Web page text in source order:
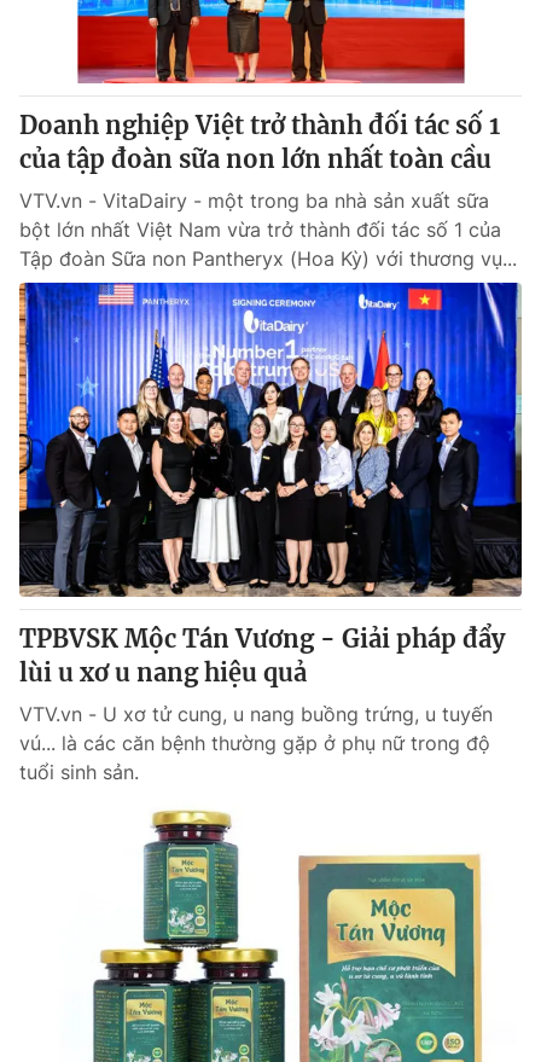
® Cấm sao chép dưới mọi hình thức nếu không có sự chấp
thuận bằng văn bản. Ghi rõ nguồn VTV.vn khi phát hành lại
thông tin từ website này.
Doanh nghiệp Việt trở thành đối tác số 1
của tập đoàn sữa non lớn nhất toàn cầu
VTV.vn - VitaDairy - một trong ba nhà sản xuất sữa
bột lớn nhất Việt Nam vừa trở thành đối tác số 1 của
Tập đoàn Sữa non Pantheryx (Hoa Kỳ) với thương vụ...
TPBVSK Mộc Tán Vương - Giải pháp đẩy
lùi u xơ u nang hiệu quả
VTV.vn - U xơ tử cung, u nang buồng trứng, u tuyến
vú... là các căn bệnh thường gặp ở phụ nữ trong độ
tuổi sinh sản.